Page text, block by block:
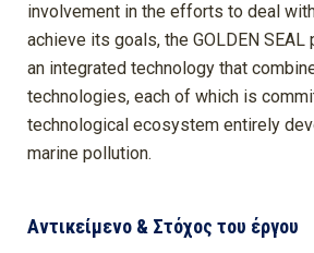
involvement in the efforts to deal
achieve its goals, the GOLDEN
an integrated technology that
technologies, each of which is
technological ecosystem entirely
marine pollution.
Αντικείμενο & Στόχος του έργου